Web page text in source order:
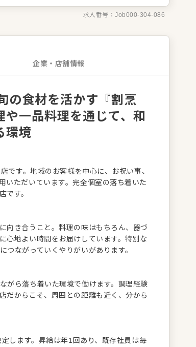
求人番号：Job000-304-086
企業・店舗情報
の食材を活かす『割烹
一品料理を通じて、和
環境
です。地域のお客様を中心に、お祝い事、
いただいています。完全個室の落ち着いた
です。
向き合うこと。料理の味はもちろん、器づ
心地よい時間をお届けしています。特別な
つながっていくやりがいがあります。
がら落ち着いた環境で働けます。調理経験
だからこそ、周囲との距離も近く、分から
します。昇給は年1回あり、既存社員は毎